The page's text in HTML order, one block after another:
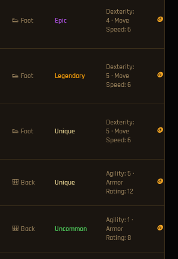
👟 Foot Epic
Dexterity:
4 · Move
Speed: 6
🪙 40
👟 Foot Legendary
Dexterity:
5 · Move
Speed: 6
🪙 80
👟 Foot Unique
Dexterity:
5 · Move
Speed: 6
🪙 120
🎒 Back Unique
Agility: 5 ·
Armor
Rating: 12
🪙 180
🎒 Back Uncommon
Agility: 1 ·
Armor
Rating: 8
🪙 18